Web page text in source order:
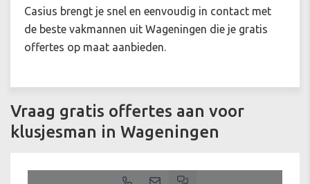
Casius brengt je snel en eenvoudig in contact met
de beste vakmannen uit Wageningen die je gratis
offertes op maat aanbieden.
Vraag gratis offertes aan voor
klusjesman in Wageningen